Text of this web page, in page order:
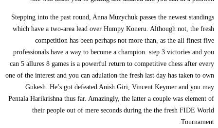
Stepping into the past round, Anna Muzychuk passes the newest standings
which have a two-area lead over Humpy Koneru. Although not, the fresh
competition has been perhaps not more than, as the all finest five
professionals have a way to become a champion. step 3 victories and you
can 5 allures 8 games is a powerful return to competitive chess after every
one of the interest and you can adulation the fresh last day has taken to own
Gukesh. He’s got defeated Anish Giri, Vincent Keymer and you may
Pentala Harikrishna thus far. Amazingly, the latter a couple was element of
their people out of mere seconds during the the fresh FIDE World
Tournament.